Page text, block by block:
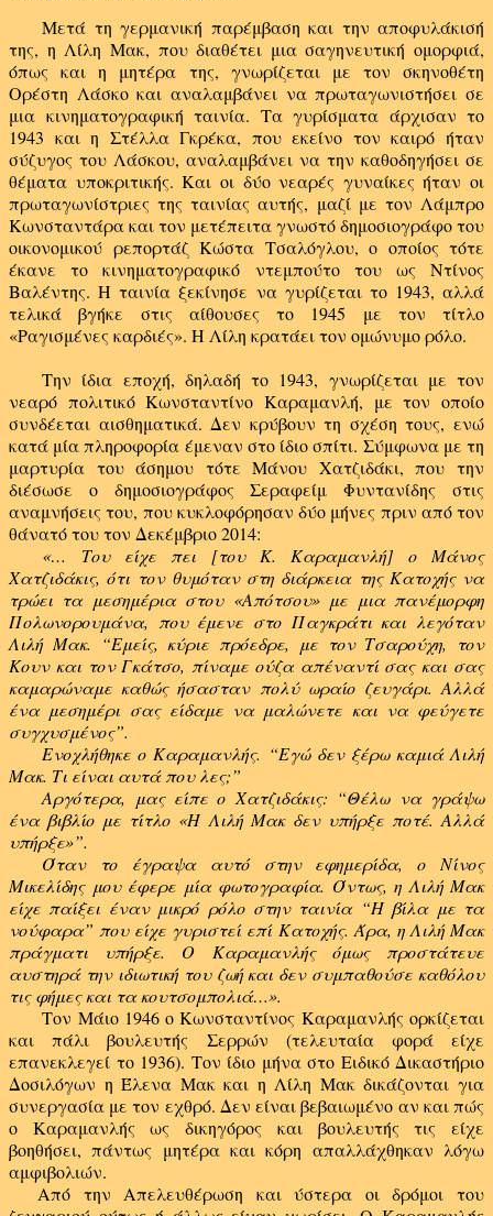
Μετά τη γερμανική παρέμβαση και την αποφυλάκισή
της, η Λίλη Μακ, που διαθέτει μια σαγηνευτική ομορφιά,
όπως και η μητέρα της, γνωρίζεται με τον σκηνοθέτη
Ορέστη Λάσκο και αναλαμβάνει να πρωταγωνιστήσει σε
μια κινηματογραφική ταινία. Τα γυρίσματα άρχισαν το
1943 και η Στέλλα Γκρέκα, που εκείνο τον καιρό ήταν
σύζυγος του Λάσκου, αναλαμβάνει να την καθοδηγήσει σε
θέματα υποκριτικής. Και οι δύο νεαρές γυναίκες ήταν οι
πρωταγωνίστριες της ταινίας αυτής, μαζί με τον Λάμπρο
Κωνσταντάρα και τον μετέπειτα γνωστό δημοσιογράφο του
οικονομικού ρεπορτάζ Κώστα Τσαλόγλου, ο οποίος τότε
έκανε το κινηματογραφικό ντεμπούτο του ως Ντίνος
Βαλέντης. Η ταινία ξεκίνησε να γυρίζεται το 1943, αλλά
τελικά βγήκε στις αίθουσες το 1945 με τον τίτλο
«Ραγισμένες καρδιές». Η Λίλη κρατάει τον ομώνυμο ρόλο.
Την ίδια εποχή, δηλαδή το 1943, γνωρίζεται με τον
νεαρό πολιτικό Κωνσταντίνο Καραμανλή, με τον οποίο
συνδέεται αισθηματικά. Δεν κρύβουν τη σχέση τους, ενώ
κατά μία πληροφορία έμεναν στο ίδιο σπίτι. Σύμφωνα με τη
μαρτυρία του άσημου τότε Μάνου Χατζιδάκι, που την
διέσωσε ο δημοσιογράφος Σεραφείμ Φυντανίδης στις
αναμνήσεις του, που κυκλοφόρησαν δύο μήνες πριν από τον
θάνατό του τον Δεκέμβριο 2014:
«… Του είχε πει [του Κ. Καραμανλή] ο Μάνος
Χατζιδάκις, ότι τον θυμόταν στη διάρκεια της Κατοχής να
τρώει τα μεσημέρια στου «Απότσου» με μια πανέμορφη
Πολωνορουμάνα, που έμενε στο Παγκράτι και λεγόταν
Λιλή Μακ. “Εμείς, κύριε πρόεδρε, με τον Τσαρούχη, τον
Κουν και τον Γκάτσο, πίναμε ούζα απέναντί σας και σας
καμαρώναμε καθώς ήσασταν πολύ ωραίο ζευγάρι. Αλλά
ένα μεσημέρι σας είδαμε να μαλώνετε και να φεύγετε
συγχυσμένος”.
Ενοχλήθηκε ο Καραμανλής. “Εγώ δεν ξέρω καμιά Λιλή
Μακ. Τι είναι αυτά που λες;”
Αργότερα, μας είπε ο Χατζιδάκις: “Θέλω να γράψω
ένα βιβλίο με τίτλο «Η Λιλή Μακ δεν υπήρξε ποτέ. Αλλά
υπήρξε»”.
Όταν το έγραψα αυτό στην εφημερίδα, ο Νίνος
Μικελίδης μου έφερε μία φωτογραφία. Όντως, η Λιλή Μακ
είχε παίξει έναν μικρό ρόλο στην ταινία “Η βίλα με τα
νούφαρα” που είχε γυριστεί επί Κατοχής. Άρα, η Λιλή Μακ
πράγματι υπήρξε. Ο Καραμανλής όμως προστάτευε
αυστηρά την ιδιωτική του ζωή και δεν συμπαθούσε καθόλου
τις φήμες και τα κουτσομπολιά…».
Τον Μάιο 1946 ο Κωνσταντίνος Καραμανλής ορκίζεται
και πάλι βουλευτής Σερρών (τελευταία φορά είχε
επανεκλεγεί το 1936). Τον ίδιο μήνα στο Ειδικό Δικαστήριο
Δοσιλόγων η Έλενα Μακ και η Λίλη Μακ δικάζονται για
συνεργασία με τον εχθρό. Δεν είναι βεβαιωμένο αν και πώς
ο Καραμανλής ως δικηγόρος και βουλευτής τις είχε
βοηθήσει, πάντως μητέρα και κόρη απαλλάχθηκαν λόγω
αμφιβολιών.
Από την Απελευθέρωση και ύστερα οι δρόμοι του